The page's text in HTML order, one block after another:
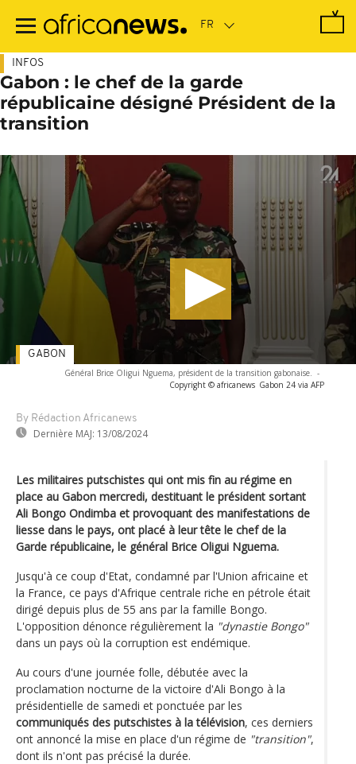
contenu
INFOS
Gabon : le chef de la garde
républicaine désigné Président de la
transition
Général Brice Oligui Nguema, président de la transition gabonaise. -
Copyright © africanews Gabon 24 via AFP
By Rédaction Africanews
Dernière MAJ: 13/08/2024
GABON
Les militaires putschistes qui ont mis fin au régime en
place au Gabon mercredi, destituant le président sortant
Ali Bongo Ondimba et provoquant des manifestations de
liesse dans le pays, ont placé à leur tête le chef de la
Garde républicaine, le général Brice Oligui Nguema.
Jusqu'à ce coup d'Etat, condamné par l'Union africaine et
la France, ce pays d'Afrique centrale riche en pétrole était
dirigé depuis plus de 55 ans par la famille Bongo.
L'opposition dénonce régulièrement la "dynastie Bongo"
dans un pays où la corruption est endémique.
Au cours d'une journée folle, débutée avec la
proclamation nocturne de la victoire d'Ali Bongo à la
présidentielle de samedi et ponctuée par les
communiqués des putschistes à la télévision, ces derniers
ont annoncé la mise en place d'un régime de "transition",
dont ils n'ont pas précisé la durée.